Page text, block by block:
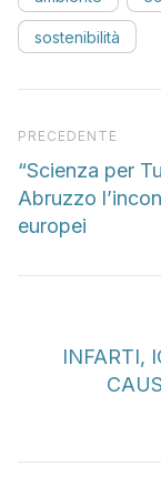
sostenibilità
Articolo
PRECEDENTE
“Scienza per
Abruzzo
europei
INFARTI,